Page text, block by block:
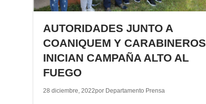
AUTORIDADES JUNTO A
COANIQUEM Y CARABINEROS
INICIAN CAMPAÑA ALTO AL
FUEGO
28 diciembre, 2022por Departamento Prensa